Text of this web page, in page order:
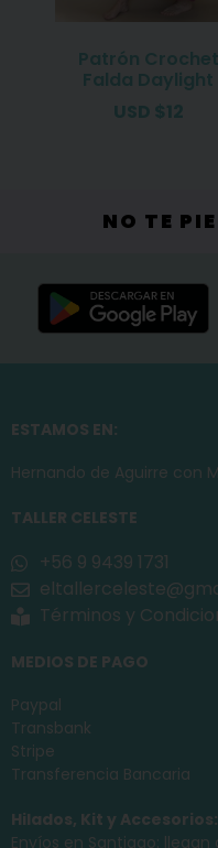
Patrón Crochet
Falda Daylight
USD $12
NO TE
ESTAMOS EN:
Hernando de Aguirre con
TALLER CELESTE
+56 9 9439 1731
Términos y
MEDIOS DE PAGO
Paypal
Transbank
Stripe
Transferencia Bancaria
Hilados, Kit y Accesorios:
Envíos en Santiago: